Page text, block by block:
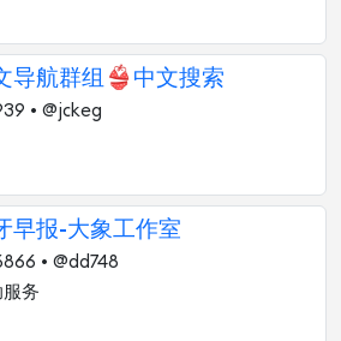
导航群组👙中文搜索
• @jckeg
早报-大象工作室
• @dd748
服务